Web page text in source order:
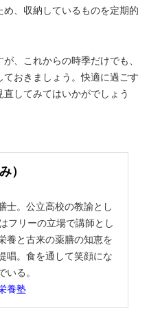
、収納しているものを定期的
、これからの時季だけでも、
おきましょう。快適に過ごす
してみてはいかがでしょう
）
士。公立高校の教諭とし
フリーの立場で講師とし
養と古来の薬膳の知恵を
唱。食を通して笑顔にな
いる。
養塾